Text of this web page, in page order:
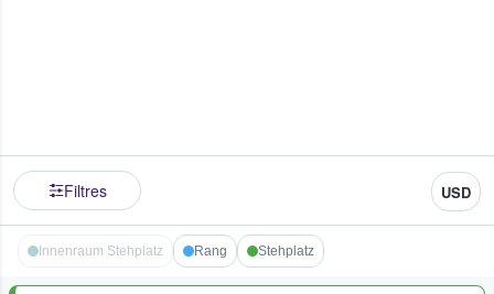
Filtres USD
Innenraum Stehplatz Rang Stehplatz